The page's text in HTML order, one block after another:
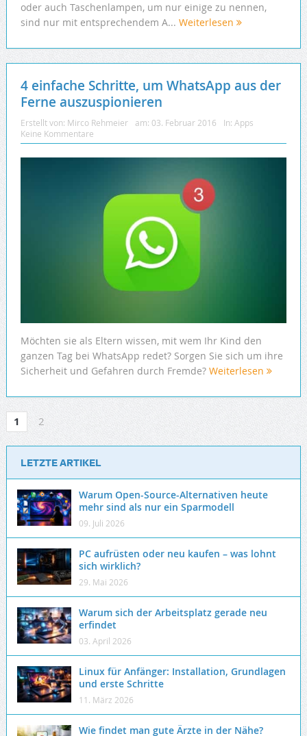
oder auch Taschenlampen, um nur einige zu nennen,
sind nur mit entsprechendem A... Weiterlesen
4 einfache Schritte, um WhatsApp aus der
Ferne auszuspionieren
Erstellt von: Mirco Rehmeier am: 03. Februar 2016 In: Apps
Keine Kommentare
Möchten sie als Eltern wissen, mit wem Ihr Kind den
ganzen Tag bei WhatsApp redet? Sorgen Sie sich um ihre
Sicherheit und Gefahren durch Fremde? Weiterlesen
1 2
LETZTE ARTIKEL
Warum Open-Source-Alternativen heute
mehr sind als nur ein Sparmodell
09. Juli 2026
PC aufrüsten oder neu kaufen – was lohnt
sich wirklich?
29. Mai 2026
Warum sich der Arbeitsplatz gerade neu
erfindet
03. April 2026
Linux für Anfänger: Installation, Grundlagen
und erste Schritte
11. März 2026
Wie findet man gute Ärzte in der Nähe?